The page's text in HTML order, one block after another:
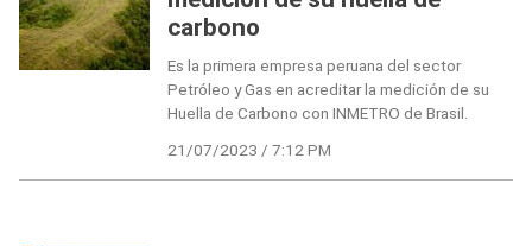
carbono
Es la primera empresa peruana del sector
Petróleo y Gas en acreditar la medición de su
Huella de Carbono con INMETRO de Brasil.
21/07/2023 / 7:12 PM